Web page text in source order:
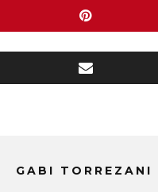
GABI TORREZANI